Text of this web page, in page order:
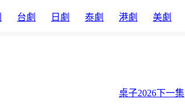
台劇 日劇 泰劇 港劇 美劇
桌子2026下一集